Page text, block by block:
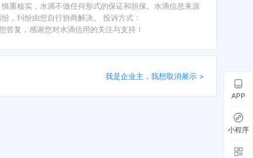
南大学实业总公司
重核实，水滴不做任何形式的保证和担保。水滴信息来源
，纠纷由您自行协商解决。 投诉方式：
复，感谢您对水滴信用的关注与支持！
我是企业主，我想取消展示 >
APP
小程序